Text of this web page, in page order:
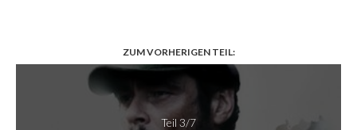
ZUM VORHERIGEN TEIL:
Teil 3/7